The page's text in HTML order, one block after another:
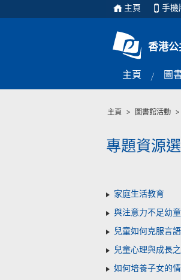
主頁 手機
香港公
主頁 圖
主頁 > 圖書館活動 >
專題資源
家庭生活教育
與注意力不足幼
兒童如何克服言
兒童心理與成長
如何培養子女的